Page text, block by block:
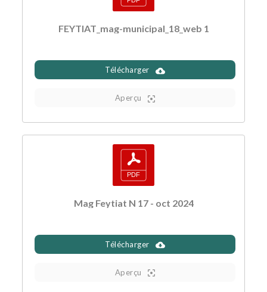
FEYTIAT_mag-municipal_18_web 1
Télécharger
Aperçu
Mag Feytiat N 17 - oct 2024
Télécharger
Aperçu